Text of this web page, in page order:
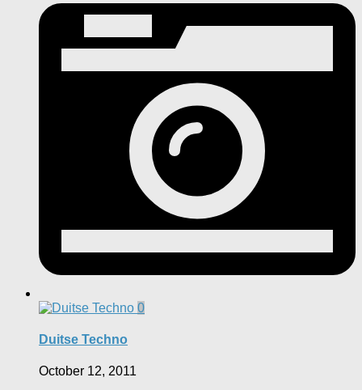
0
Duitse Techno
October 12, 2011